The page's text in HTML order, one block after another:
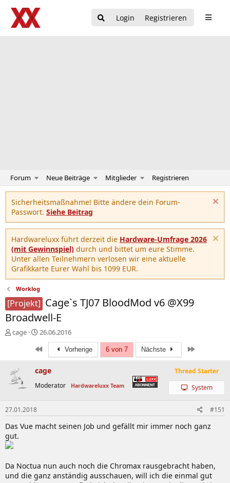
Login Registrieren
Forum Neue Beiträge Mitglieder Registrieren
Sicherheitsmaßnahme! Bitte ändere dein Forum-
Passwort. Siehe Beitrag
Hardwareluxx führt derzeit die Hardware-Umfrage 2026
(mit Gewinnspiel) durch und bittet um eure Stimme.
Unter allen Teilnehmern verlosen wir eine aktuelle
Grafikkarte Eurer Wahl bis 1099 EUR.
Worklog
[Projekt] Cage`s TJ07 BloodMod v6 @X99
Broadwell-E
E
e
l
l
r
cage
E
s
e
l
m
26.06.2016
Erste Vorherige 6 von 7 Nächste
cage
Moderator Hardwareluxx Team
Thread Starter
System
27.01.2018 #151
Das Vue macht seinen Job und gefällt mir immer noch ganz
gut.
Da Noctua nun auch noch die Chromax rausgebracht haben,
und die ganz anständig ausschauen, will ich die einmal gut